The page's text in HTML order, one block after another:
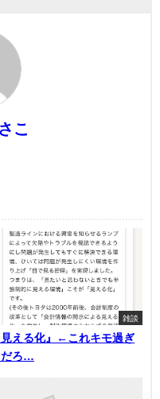
こ
雑談
見える化』←これキモ過ぎ
だろ…